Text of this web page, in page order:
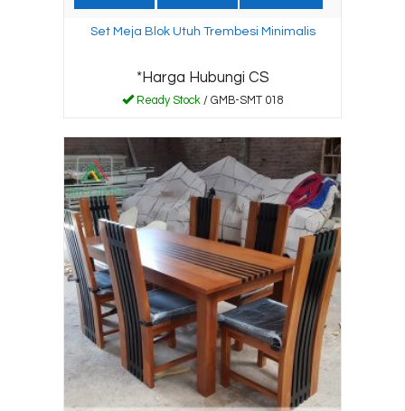
Set Meja Blok Utuh Trembesi Minimalis
*Harga Hubungi CS
Ready Stock / GMB-SMT 018